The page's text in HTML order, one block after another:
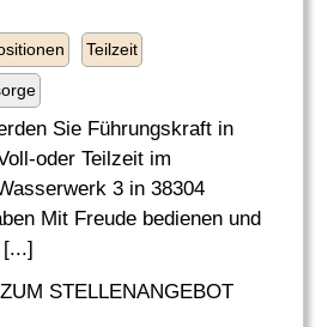
Teilzeit
Sie Führungskraft in
oder Teilzeit im
3 in 38304
Mit Freude bedienen und
[...]
STELLENANGEBOT